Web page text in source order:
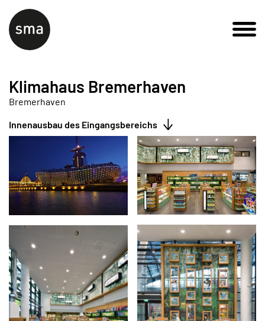
Klimahaus Bremerhaven
Bremerhaven
Innenausbau des Eingangsbereichs